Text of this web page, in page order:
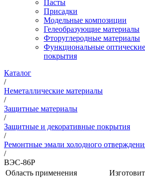
Пасты
Присадки
Модельные композиции
Гелеобразующие материалы
Фторуглеродные материалы
Функциональные
покрытия
Каталог
/
Неметаллические материалы
/
Защитные материалы
/
Защитные и декоративные покрытия
/
Ремонтные эмали холодного
/
ВЭС-86Р
Область применения